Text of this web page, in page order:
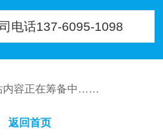
电话137-6095-1098
内容正在筹备中……
返回首页